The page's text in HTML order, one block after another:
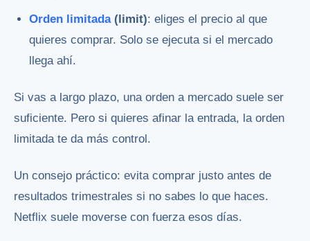
Orden limitada(limit): eliges el precio al que
quieres comprar. Solo se ejecuta si el mercado
llega ahí.
Si vas a largo plazo, una orden a mercado suele ser
suficiente. Pero si quieres afinar la entrada, la orden
limitada te da más control.
Un consejo práctico: evita comprar justo antes de
resultados trimestrales si no sabes lo que haces.
Netflix suele moverse con fuerza esos días.